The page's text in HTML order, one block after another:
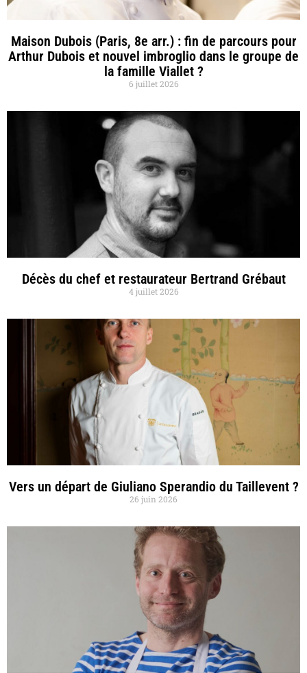
Maison Dubois (Paris, 8e arr.) : fin de parcours pour
Arthur Dubois et nouvel imbroglio dans le groupe de
la famille Viallet ?
6 juillet 2026
Décès du chef et restaurateur Bertrand Grébaut
4 juillet 2026
Vers un départ de Giuliano Sperandio du Taillevent ?
26 juin 2026